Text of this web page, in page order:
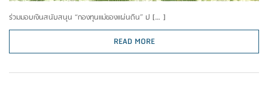
ร่วมมอบเงินสนับสนุน “กองทุนแม่ของแผ่นดิน” ป […]
READ MORE